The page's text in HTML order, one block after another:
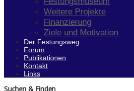
Weitere Projekte
Finanzierung
Ziele und Motivation
Der Festungsweg
Forum
Publikationen
Kontakt
Links
Suchen & Finden